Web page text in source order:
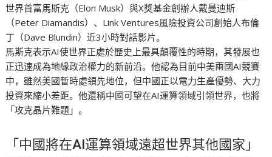
世界首富馬斯克（Elon Musk）與X獎基金創辦人戴曼迪斯
（Peter Diamandis）、Link Ventures風險投資公司創始人布倫
丁（Dave Blundin）近3小時對話影片。
馬斯克表示AI使世界正處於歷史上最具顛覆性的時期，其發展也
正迅速成為地緣政治權力的新前沿。他認為目前中美兩國AI競賽
中，雖然美國暫時處領先地位，但中國正以電力生產優勢、大力
投資來縮小差距。他還稱中國可望在AI運算領域引領世界，也將
「攻克晶片難題」。
「中國將在AI運算領域遠超世界其他國家」